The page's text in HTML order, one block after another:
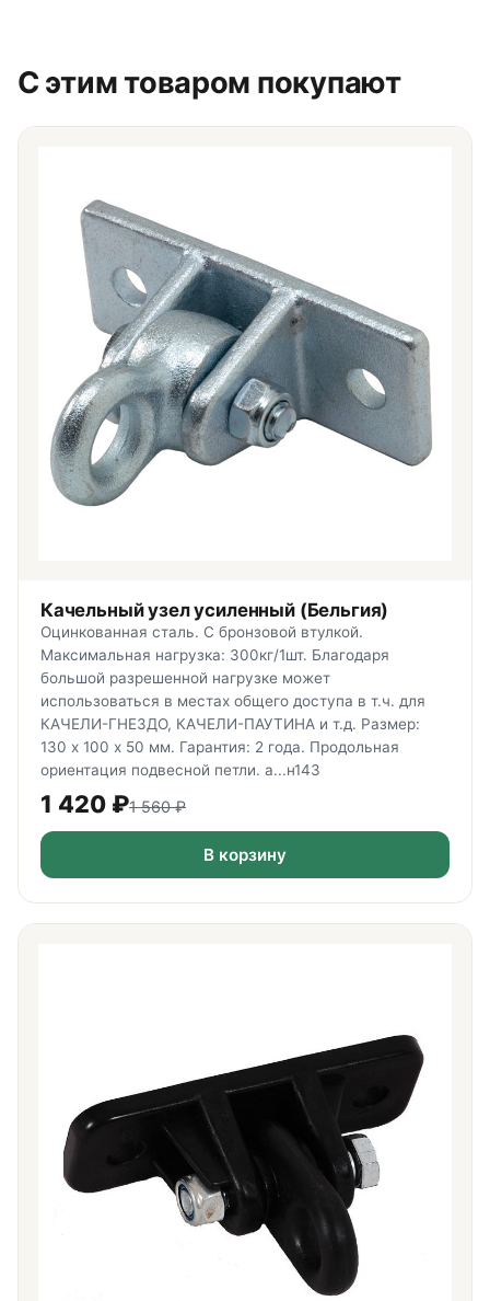
С этим товаром покупают
Качельный узел усиленный (Бельгия)
Оцинкованная сталь. С бронзовой втулкой.
Максимальная нагрузка: 300кг/1шт. Благодаря
большой разрешенной нагрузке может
использоваться в местах общего доступа в т.ч. для
КАЧЕЛИ-ГНЕЗДО, КАЧЕЛИ-ПАУТИНА и т.д. Размер:
130 х 100 х 50 мм. Гарантия: 2 года. Продольная
ориентация подвесной петли. а...н143
1 420 ₽1 560₽
В корзину